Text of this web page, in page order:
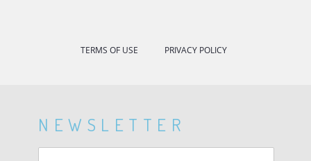
TERMS OF USE PRIVACY POLICY
NEWSLETTER